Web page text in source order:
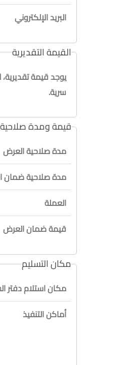
البريد الإلكتروني
القيمة التقديرية
يوجد قيمة تقديرية،
سرية.
قيمة ومدة
مدة صلاحية العرض
مدة صلاحية ضمان
العملة
قيمة ضمان العرض
مكان التسليم
مكان استلام دفتر
أماكن التنفيذ